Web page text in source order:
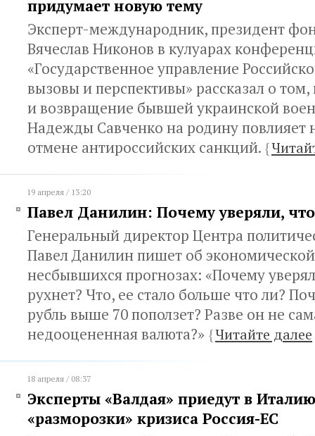
придумает новую тему
Эксперт-международник, президент
Вячеслав Никонов в кулуарах
«Государственное управление
вызовы и перспективы» рассказал о
и возвращение бывшей украинской
Надежды Савченко на родину повлияет
отмене антироссийских санкций. {
19 апреля / 13:20
Павел Данилин: Почему уверяли,
Генеральный директор Центра
Павел Данилин пишет об
несбывшихся прогнозах: «Почему
рухнет? Что, ее стало больше что ли?
рубль выше 70 поползет? Разве он не
недооцененная валюта?» {Читайте далее
18 апреля / 08:37
Эксперты «Валдая» приедут в
«разморозки» кризиса Россия-ЕС